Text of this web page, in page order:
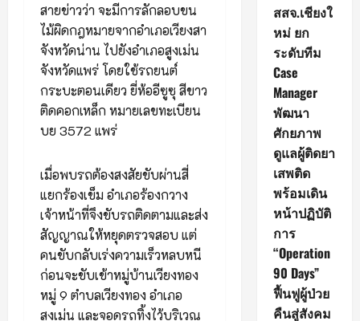
สายข่าวว่า จะมีการลักลอบขน
ไม้ผิดกฎหมายจากอำเภอเวียงสา
จังหวัดน่าน ไปยังอำเภอสูงเม่น
จังหวัดแพร่ โดยใช้รถยนต์
กระบะตอนเดียว ยี่ห้ออีซูซุ สีขาว
ติดคอกเหล็ก หมายเลขทะเบียน
บย 3572 แพร่
เมื่อพบรถต้องสงสัยขับผ่านสี่
แยกร้องเข็ม อำเภอร้องกวาง
เจ้าหน้าที่จึงขับรถติดตามและส่ง
สัญญาณให้หยุดตรวจสอบ แต่
คนขับกลับเร่งความเร็วหลบหนี
ก่อนจะขับเข้าหมู่บ้านเวียงทอง
หมู่ 9 ตำบลเวียงทอง อำเภอ
สูงเม่น และจอดรถทิ้งไว้บริเวณ
สสจ.เชียงใ
หม่ ยก
ระดับทีม
Case
Manager
พัฒนา
ศักยภาพ
ดูแลผู้ติดยา
เสพติด
พร้อมเดิน
หน้าปฏิบัติ
การ
“Operation
90 Days”
ฟื้นฟูผู้ป่วย
คืนสู่สังคม